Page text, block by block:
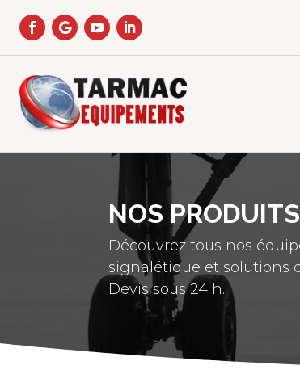
NOS PRODUITS
Découvrez tous nos
signalétique et solutions
Devis sous 24 h.